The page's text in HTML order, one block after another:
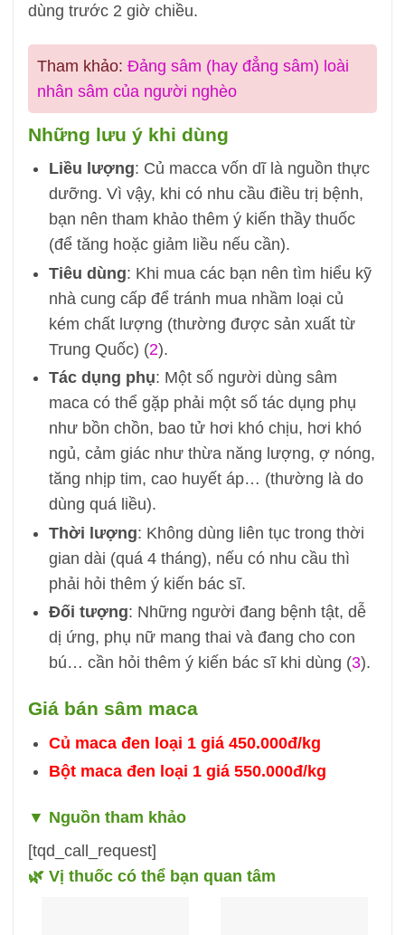
dùng trước 2 giờ chiều.
Tham khảo: Đảng sâm (hay đẳng sâm) loài
nhân sâm của người nghèo
Những lưu ý khi dùng
Liều lượng: Củ macca vốn dĩ là nguồn thực
dưỡng. Vì vậy, khi có nhu cầu điều trị bệnh,
bạn nên tham khảo thêm ý kiến thầy thuốc
(để tăng hoặc giảm liều nếu cần).
Tiêu dùng: Khi mua các bạn nên tìm hiểu kỹ
nhà cung cấp để tránh mua nhầm loại củ
kém chất lượng (thường được sản xuất từ
Trung Quốc) (2).
Tác dụng phụ: Một số người dùng sâm
maca có thể gặp phải một số tác dụng phụ
như bồn chồn, bao tử hơi khó chịu, hơi khó
ngủ, cảm giác như thừa năng lượng, ợ nóng,
tăng nhịp tim, cao huyết áp… (thường là do
dùng quá liều).
Thời lượng: Không dùng liên tục trong thời
gian dài (quá 4 tháng), nếu có nhu cầu thì
phải hỏi thêm ý kiến bác sĩ.
Đối tượng: Những người đang bệnh tật, dễ
dị ứng, phụ nữ mang thai và đang cho con
bú… cần hỏi thêm ý kiến bác sĩ khi dùng (3).
Giá bán sâm maca
Củ maca đen loại 1 giá 450.000đ/kg
Bột maca đen loại 1 giá 550.000đ/kg
▼ Nguồn tham khảo
[tqd_call_request]
🌿 Vị thuốc có thể bạn quan tâm